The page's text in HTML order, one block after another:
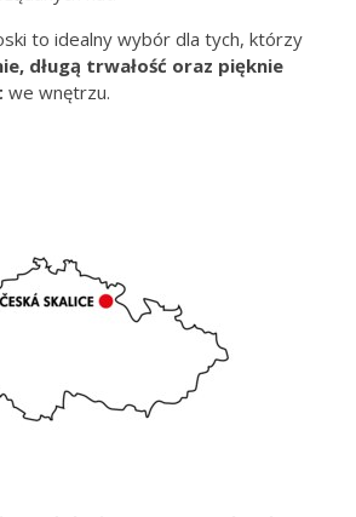
to idealny wybór dla tych, którzy
długą trwałość oraz pięknie
we wnętrzu.